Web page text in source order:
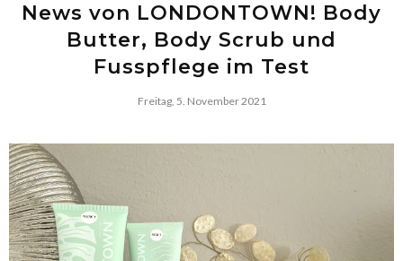
News von LONDONTOWN! Body
Butter, Body Scrub und
Fusspflege im Test
Freitag, 5. November 2021